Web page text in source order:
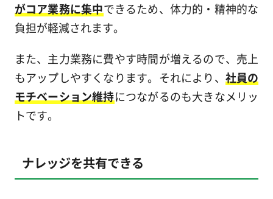
がコア業務に集中できるため、体力的・精神的な
負担が軽減されます。
また、主力業務に費やす時間が増えるので、売上
もアップしやすくなります。それにより、 社員の
モチベーション維持につながるのも大きなメリッ
トです。
ナレッジを共有できる